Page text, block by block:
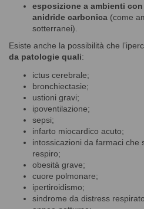
esposizione a ambienti
anidride carbonica (come
sotterranei).
Esiste anche la possibilità che
da patologie quali:
ictus cerebrale;
bronchiectasie;
ustioni gravi;
ipoventilazione;
sepsi;
infarto miocardico acuto;
intossicazioni da farmaci che
respiro;
obesità grave;
cuore polmonare;
ipertiroidismo;
sindrome da distress